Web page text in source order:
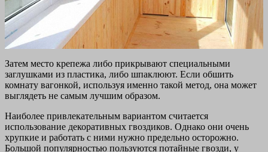
Затем место крепежа либо прикрывают специальными
заглушками из пластика, либо шпаклюют. Если обшить
комнату вагонкой, используя именно такой метод, она может
выглядеть не самым лучшим образом.
Наиболее привлекательным вариантом считается
использование декоративных гвоздиков. Однако они очень
хрупкие и работать с ними нужно предельно осторожно.
Большой популярностью пользуются потайные гвозди, у